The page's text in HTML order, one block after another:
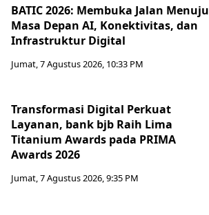
BATIC 2026: Membuka Jalan Menuju
Masa Depan AI, Konektivitas, dan
Infrastruktur Digital
Jumat, 7 Agustus 2026, 10:33 PM
Transformasi Digital Perkuat
Layanan, bank bjb Raih Lima
Titanium Awards pada PRIMA
Awards 2026
Jumat, 7 Agustus 2026, 9:35 PM